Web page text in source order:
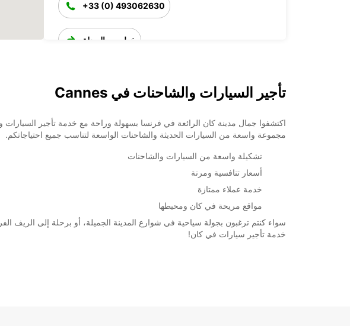
+33 (0) 493062630
خط سير الرحلة
تأجير السيارات والشاحنات في Cannes
مجموعة واسعة من السيارات الحديثة والشاحنات الواسعة لتناسب جميع احتياجاتكم.
تشكيلة واسعة من السيارات والشاحنات
أسعار تنافسية ومرنة
خدمة عملاء ممتازة
مواقع مريحة في كان ومحيطها
خدمة تأجير سيارات في كان!